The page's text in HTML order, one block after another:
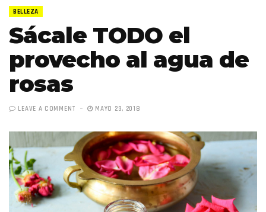
BELLEZA
Sácale TODO el
provecho al agua de
rosas
LEAVE A COMMENT MAYO 23, 2018